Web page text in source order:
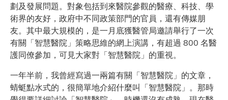
劃及發展問題。對象包括到來醫院參觀的醫療、科技、學
術界的友好，政府中不同政策部門的官員，還有傳媒朋
友。其中最大規模的，是一月底獲醫管局邀請舉行了一次
有關「智慧醫院」策略思維的網上演講，有超過 800 名醫
護同僚參加，可見大家對「智慧醫院」的重視。
一年半前，我曾經寫過一兩篇有關「智慧醫院」的文章，
蜻蜓點水式的，很簡單地介紹什麼叫「智慧醫院」。那時